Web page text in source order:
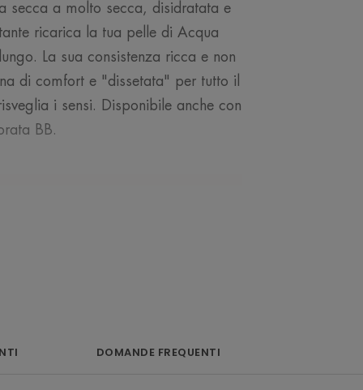
secca a molto secca, disidratata e
ricarica la tua pelle di Acqua
La sua consistenza ricca e non
di comfort e "dissetata" per tutto il
i sensi. Disponibile anche con
BB.
termale per
DOMANDE FREQUENTI